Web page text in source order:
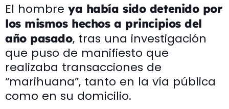
El hombre ya había sido detenido por
los mismos hechos a principios del
año pasado, tras una investigación
que puso de manifiesto que
realizaba transacciones de
“marihuana”, tanto en la vía pública
como en su domicilio.